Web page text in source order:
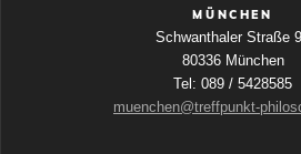
MÜNCHEN
Schwanthaler Straße
80336 München
Tel: 089 / 5428585
muenchen@treffpunkt-